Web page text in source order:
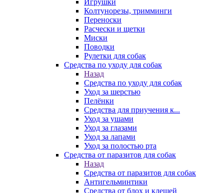
Игрушки
Колтунорезы, тримминги
Переноски
Расчески и щетки
Миски
Поводки
Рулетки для собак
Средства по уходу для собак
Назад
Средства по уходу для собак
Уход за шерстью
Пелёнки
Средства для приучения к...
Уход за ушами
Уход за глазами
Уход за лапами
Уход за полостью рта
Средства от паразитов для собак
Назад
Средства от паразитов для собак
Антигельминтики
Средства от блох и клещей